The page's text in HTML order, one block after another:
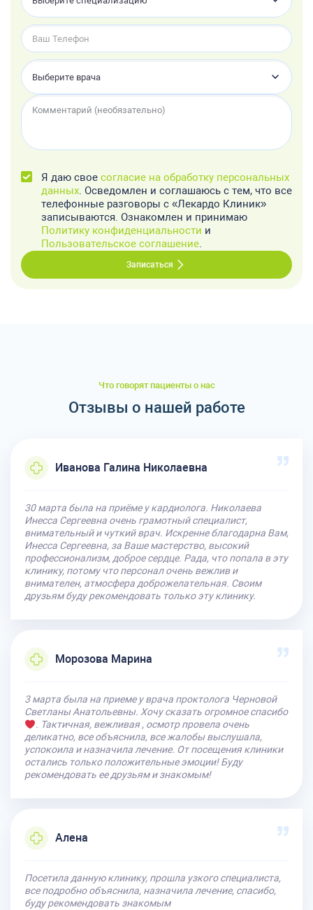
Выберите врача
Я даю свое согласие на обработку персональных
данных. Осведомлен и соглашаюсь с тем, что все
телефонные разговоры с «Лекардо Клиник»
записываются. Ознакомлен и принимаю
Политику конфиденциальности и
Пользовательское соглашение.
Записаться
Что говорят пациенты о нас
Отзывы о нашей работе
Иванова Галина Николаевна
30 марта была на приёме у кардиолога. Николаева
Инесса Сергеевна очень грамотный специалист,
внимательный и чуткий врач. Искренне благодарна Вам,
Инесса Сергеевна, за Ваше мастерство, высокий
профессионализм, доброе сердце. Рада, что попала в эту
клинику, потому что персонал очень вежлив и
внимателен, атмосфера доброжелательная. Своим
друзьям буду рекомендовать только эту клинику.
Морозова Марина
3 марта была на приеме у врача проктолога Черновой
Светланы Анатольевны. Хочу сказать огромное спасибо
. Тактичная, вежливая , осмотр провела очень
деликатно, все объяснила, все жалобы выслушала,
успокоила и назначила лечение. От посещения клиники
остались только положительные эмоции! Буду
рекомендовать ее друзьям и знакомым!
Алена
Посетила данную клинику, прошла узкого специалиста,
все подробно объяснила, назначила лечение, спасибо,
буду рекомендовать знакомым